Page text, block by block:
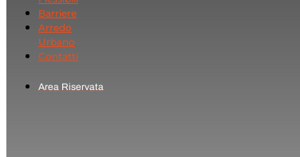
Barriere
Arredo
Urbano
Contatti
Area Riservata